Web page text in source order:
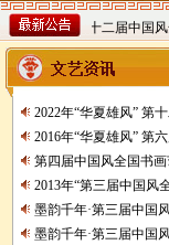
夏雄风” 第十二届中国风全
2022年“华夏雄风” 第
2016年“华夏雄风” 第
第四届中国风全国书
2013年“第三届中国风
墨韵千年·第三届中国
墨韵千年·第三届中国